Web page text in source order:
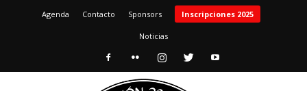
Agenda Contacto Sponsors Inscripciones 2025
Noticias